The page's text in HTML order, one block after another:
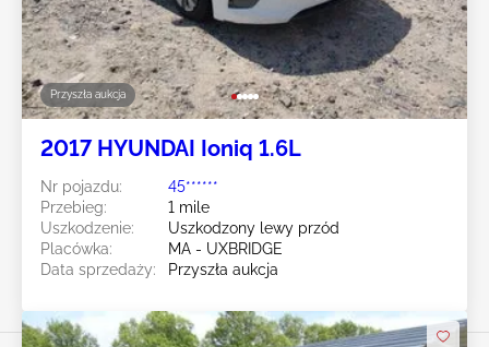
Przyszła aukcja
2017 HYUNDAI Ioniq 1.6L
Nr pojazdu:
45******
Przebieg:
1 mile
Uszkodzenie:
Uszkodzony lewy przód
Placówka:
MA - UXBRIDGE
Data sprzedaży:
Przyszła aukcja